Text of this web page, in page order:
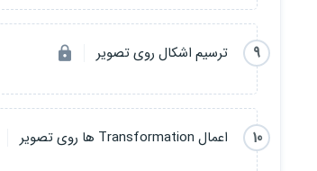
9 ترسیم اشکال روی تصویر
10 اعمال Transformation ها روی تصویر